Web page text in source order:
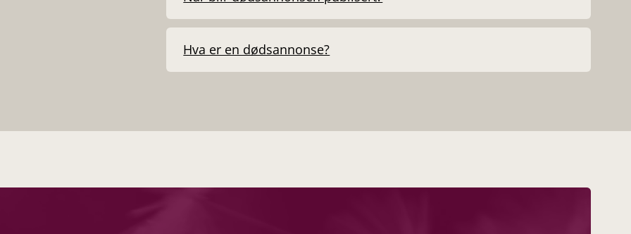
Hva er en dødsannonse?